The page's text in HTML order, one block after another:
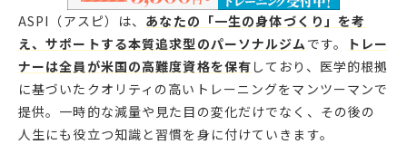
ASPI（アスピ）は、 あなたの「一生の身体づくり」を考
え、サポートする本質追求型のパーソナルジムです。
トレー
ナーは全員が米国の高難度資格を保有 しており、医学的根拠
に基づいたクオリティの高いトレーニングをマンツーマンで
提供。一時的な減量や見た目の変化だけでなく、その後の
人生にも役立つ知識と習慣を身に付けていきます。